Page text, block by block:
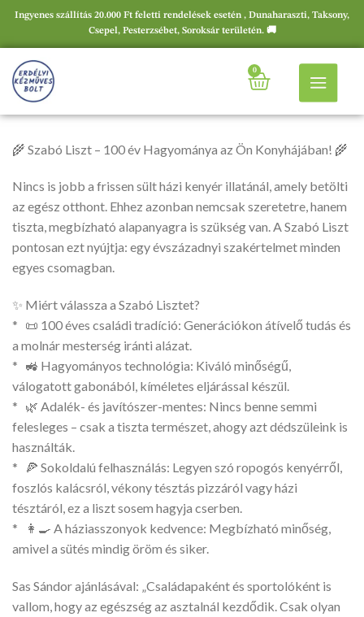
Ingyenes szállítás 20.000 Ft feletti rendelések esetén , Dunaharaszti, Taksony,
Csepel, Pesterzsébet, Soroksár területén. 🚚
0
🌾 Szabó Liszt – 100 év Hagyománya az Ön Konyhájában! 🌾
Nincs is jobb a frissen sült házi kenyér illatánál, amely betölti
az egész otthont. Ehhez azonban nemcsak szeretetre, hanem
tiszta, megbízható alapanyagra is szükség van. A Szabó Liszt
pontosan ezt nyújtja: egy évszázadnyi szakértelmet minden
egyes csomagban.
✨ Miért válassza a Szabó Lisztet?
* 📜 100 éves családi tradíció: Generációkon átívelő tudás és
a molnár mesterség iránti alázat.
* 🚜 Hagyományos technológia: Kiváló minőségű,
válogatott gabonából, kíméletes eljárással készül.
* 🌿 Adalék- és javítószer-mentes: Nincs benne semmi
felesleges – csak a tiszta természet, ahogy azt dédszüleink is
használták.
* 🍕 Sokoldalú felhasználás: Legyen szó ropogós kenyérről,
foszlós kalácsról, vékony tésztás pizzáról vagy házi
tésztáról, ez a liszt sosem hagyja cserben.
* 👩‍🍳 A háziasszonyok kedvence: Megbízható minőség,
amivel a sütés mindig öröm és siker.
Sas Sándor ajánlásával: „Családapaként és sportolóként is
vallom, hogy az egészség az asztalnál kezdődik. Csak olyan